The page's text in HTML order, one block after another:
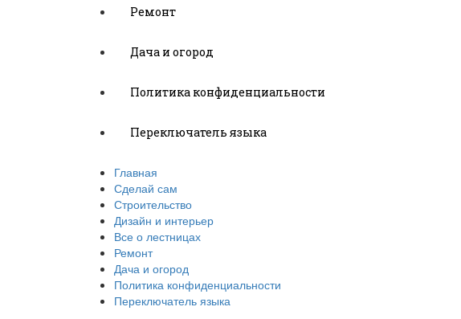
Ремонт
Дача и огород
Политика конфиденциальности
Переключатель языка
Главная
Сделай сам
Строительство
Дизайн и интерьер
Все о лестницах
Ремонт
Дача и огород
Политика конфиденциальности
Переключатель языка